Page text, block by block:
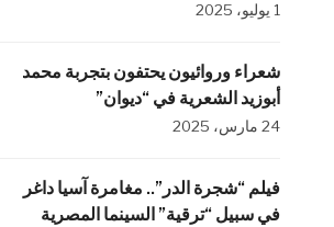
1 يوليو، 2025
شعراء وروائيون يحتفون بتجربة محمد
أبوزيد الشعرية في “ديوان”
24 مارس، 2025
فيلم “شجرة الدر”.. مغامرة آسيا داغر
في سبيل “ترقية” السينما المصرية